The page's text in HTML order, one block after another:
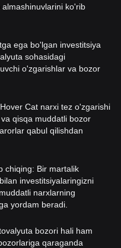
ko'rib
ega bo'lgan investitsiya
sohasidagi
o'zgarishlar va bozor
Cat narxi tez o'zgarishi
qisqa muddatli bozor
qabul qilishdan
chiqing: Bir martalik
investitsiyalaringizni
narxlarning
yordam beradi.
bozori hali ham
qaraganda